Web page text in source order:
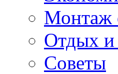
Монтаж
Отдых и
Советы